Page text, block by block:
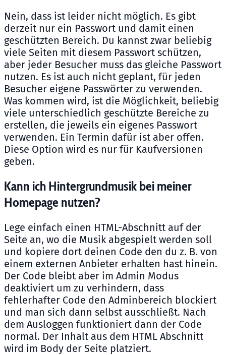
Nein, dass ist leider nicht möglich. Es gibt
derzeit nur ein Passwort und damit einen
geschützten Bereich. Du kannst zwar beliebig
viele Seiten mit diesem Passwort schützen,
aber jeder Besucher muss das gleiche Passwort
nutzen. Es ist auch nicht geplant, für jeden
Besucher eigene Passwörter zu verwenden.
Was kommen wird, ist die Möglichkeit, beliebig
viele unterschiedlich geschützte Bereiche zu
erstellen, die jeweils ein eigenes Passwort
verwenden. Ein Termin dafür ist aber offen.
Diese Option wird es nur für Kaufversionen
geben.
Kann ich Hintergrundmusik bei meiner
Homepage nutzen?
Lege einfach einen HTML-Abschnitt auf der
Seite an, wo die Musik abgespielt werden soll
und kopiere dort deinen Code den du z. B. von
einem externen Anbieter erhalten hast hinein.
Der Code bleibt aber im Admin Modus
deaktiviert um zu verhindern, dass
fehlerhafter Code den Adminbereich blockiert
und man sich dann selbst ausschließt. Nach
dem Ausloggen funktioniert dann der Code
normal. Der Inhalt aus dem HTML Abschnitt
wird im Body der Seite platziert.